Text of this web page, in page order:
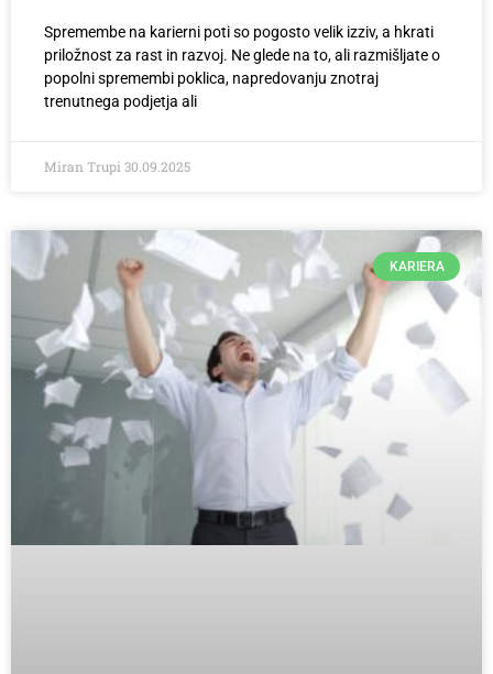
Spremembe na karierni poti so pogosto velik izziv, a hkrati
priložnost za rast in razvoj. Ne glede na to, ali razmišljate o
popolni spremembi poklica, napredovanju znotraj
trenutnega podjetja ali
Miran Trupi 30.09.2025
KARIERA